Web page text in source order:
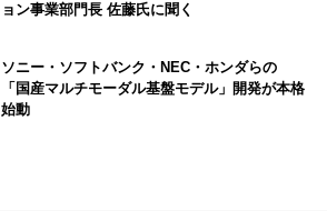
ョン事業部門長 佐藤氏に聞く
ソニー・ソフトバンク・NEC・ホンダらの
「国産マルチモーダル基盤モデル」開発が本格
始動